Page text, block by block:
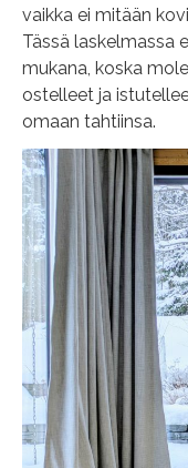
vaikka ei mitään
Tässä laskelmassa
mukana, koska
ostelleet ja
omaan tahtiinsa.